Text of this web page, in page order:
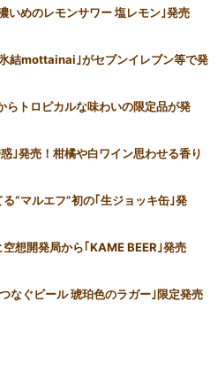
いめのレモンサワー 塩レモン｣発売
結mottainai｣がセブンイレブン等で発
らトロピカルな味わいの限定品が発
｣発売！柑橘や白ワイン思わせる香り
“マルエフ”初の｢生ジョッキ缶｣発
想開発局から｢KAME BEER｣発売
なぐビール 琥珀色のラガー｣限定発売